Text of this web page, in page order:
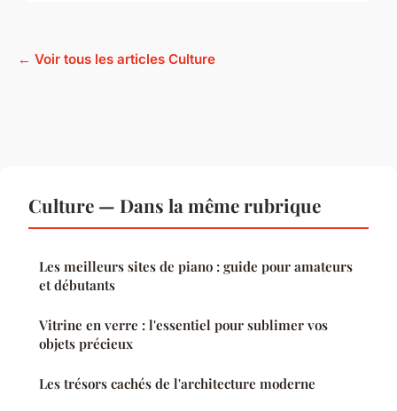
← Voir tous les articles Culture
Culture — Dans la même rubrique
Les meilleurs sites de piano : guide pour amateurs
et débutants
Vitrine en verre : l'essentiel pour sublimer vos
objets précieux
Les trésors cachés de l'architecture moderne